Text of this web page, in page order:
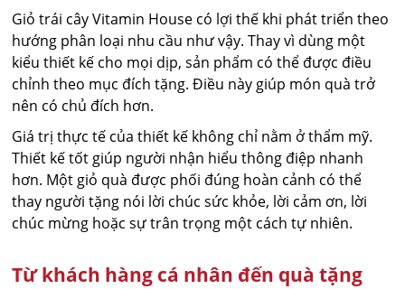
Giỏ trái cây Vitamin House có lợi thế khi phát triển theo
hướng phân loại nhu cầu như vậy. Thay vì dùng một
kiểu thiết kế cho mọi dịp, sản phẩm có thể được điều
chỉnh theo mục đích tặng. Điều này giúp món quà trở
nên có chủ đích hơn.
Giá trị thực tế của thiết kế không chỉ nằm ở thẩm mỹ.
Thiết kế tốt giúp người nhận hiểu thông điệp nhanh
hơn. Một giỏ quà được phối đúng hoàn cảnh có thể
thay người tặng nói lời chúc sức khỏe, lời cảm ơn, lời
chúc mừng hoặc sự trân trọng một cách tự nhiên.
Từ khách hàng cá nhân đến quà tặng